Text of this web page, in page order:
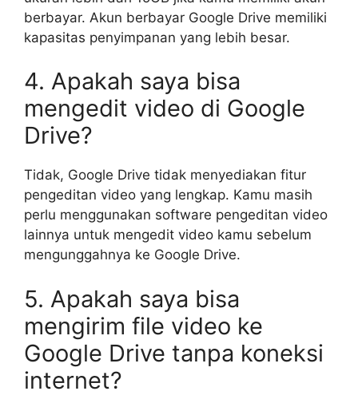
berbayar. Akun berbayar Google Drive memiliki
kapasitas penyimpanan yang lebih besar.
4. Apakah saya bisa
mengedit video di Google
Drive?
Tidak, Google Drive tidak menyediakan fitur
pengeditan video yang lengkap. Kamu masih
perlu menggunakan software pengeditan video
lainnya untuk mengedit video kamu sebelum
mengunggahnya ke Google Drive.
5. Apakah saya bisa
mengirim file video ke
Google Drive tanpa koneksi
internet?